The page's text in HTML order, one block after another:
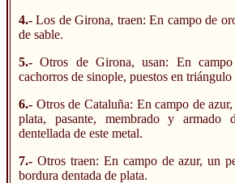
4.- Los de Girona, traen: En campo de
de sable.
5.- Otros de Girona, usan: En
cachorros de sinople, puestos en triángulo
6.- Otros de Cataluña: En campo de
plata, pasante, membrado y armado
dentellada de este metal.
7.- Otros traen: En campo de azur, un
bordura dentada de plata.